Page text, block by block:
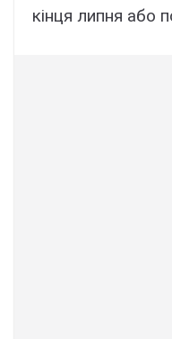
кінця липня або